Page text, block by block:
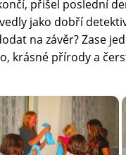
přišel poslední
jako dobří
na závěr? Zase
krásné přírody a